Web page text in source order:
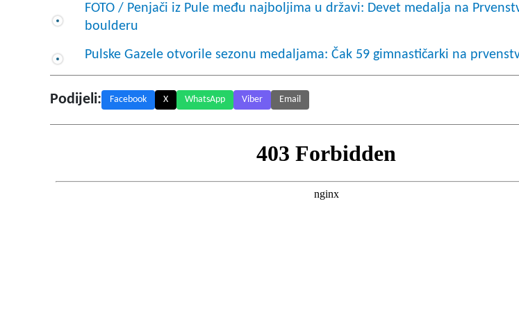
FOTO / Penjači iz Pule među najboljima u državi: Devet medalja na
boulderu
Pulske Gazele otvorile sezonu medaljama: Čak 59 gimnastičarki na
Podijeli: Facebook X WhatsApp Viber Email